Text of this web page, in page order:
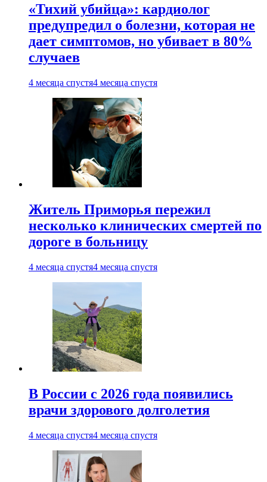
«Тихий убийца»: кардиолог
предупредил о болезни, которая не
дает симптомов, но убивает в 80%
случаев
4 месяца спустя4 месяца спустя
Житель Приморья пережил
несколько клинических смертей по
дороге в больницу
4 месяца спустя4 месяца спустя
В России с 2026 года появились
врачи здорового долголетия
4 месяца спустя4 месяца спустя